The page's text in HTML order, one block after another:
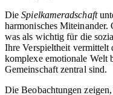
DieSpielkameradschaft
harmonisches Miteinander.
was als wichtig für die
Ihre Verspieltheit vermittelt
komplexe emotionale Welt
Gemeinschaft zentral sind.
Die Beobachtungen